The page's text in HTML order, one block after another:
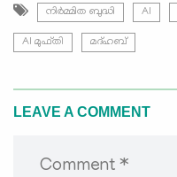
നിര്‍മ്മിത ബുദ്ധി AI
AI മുഫ്തി മദ്ഹബ്
LEAVE A COMMENT
Comment *